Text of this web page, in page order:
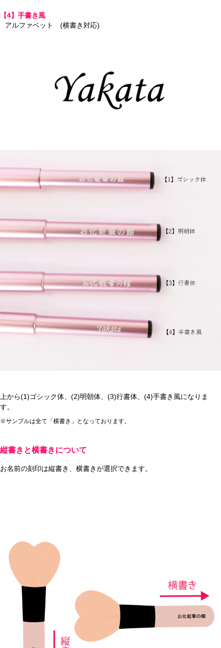
【4】手書き風
アルファベット (横書き対応)
上から(1)ゴシック体、(2)明朝体、(3)行書体、(4)手書き風になりま
す。
※サンプルは全て「横書き」となっております。
縦書きと横書きについて
お名前の刻印は縦書き、横書きが選択できます。